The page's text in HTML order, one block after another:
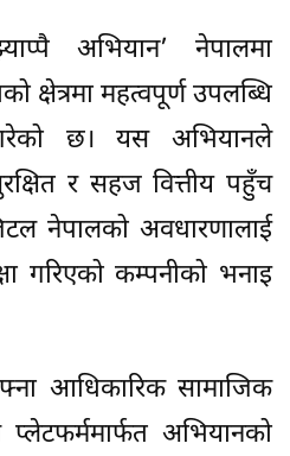
अभियान’ नेपालमा
क्षेत्रमा महत्वपूर्ण उपलब्धि
छ। यस अभियानले
र सहज वित्तीय पहुँच
नेपालको अवधारणालाई
गरिएको कम्पनीको भनाइ
आधिकारिक सामाजिक
अभियानको